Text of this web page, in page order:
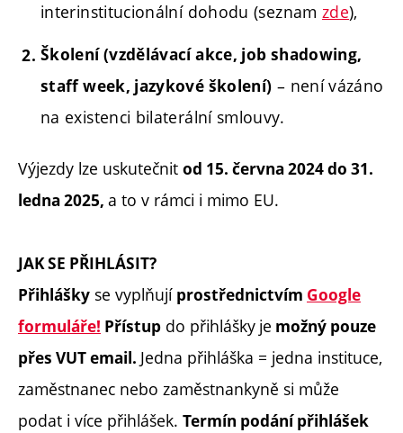
interinstitucionální dohodu (seznam zde),
Školení (vzdělávací akce, job shadowing,
staff week, jazykové školení) – není vázáno
na existenci bilaterální smlouvy.
Výjezdy lze uskutečnit od 15. června 2024 do 31.
ledna 2025, a to v rámci i mimo EU.
JAK SE PŘIHLÁSIT?
Přihlášky se vyplňují prostřednictvím Google
formuláře! Přístup do přihlášky je možný pouze
přes VUT email. Jedna přihláška = jedna instituce,
zaměstnanec nebo zaměstnankyně si může
podat i více přihlášek. Termín podání přihlášek